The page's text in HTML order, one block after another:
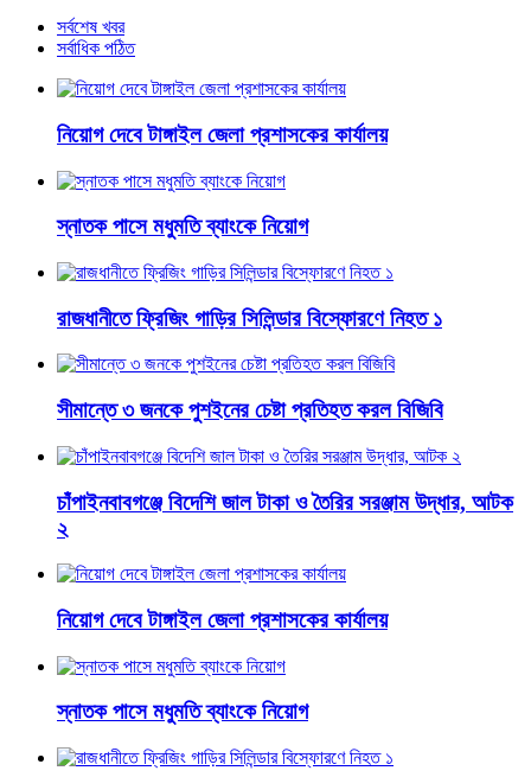
সর্বশেষ খবর
সর্বাধিক পঠিত
নিয়োগ দেবে টাঙ্গাইল জেলা প্রশাসকের কার্যালয়
স্নাতক পাসে মধুমতি ব্যাংকে নিয়োগ
রাজধানীতে ফ্রিজিং গাড়ির সিলিন্ডার বিস্ফোরণে নিহত ১
সীমান্তে ৩ জনকে পুশইনের চেষ্টা প্রতিহত করল বিজিবি
চাঁপাইনবাবগঞ্জে বিদেশি জাল টাকা ও তৈরির সরঞ্জাম উদ্ধার, আটক
২
নিয়োগ দেবে টাঙ্গাইল জেলা প্রশাসকের কার্যালয়
স্নাতক পাসে মধুমতি ব্যাংকে নিয়োগ